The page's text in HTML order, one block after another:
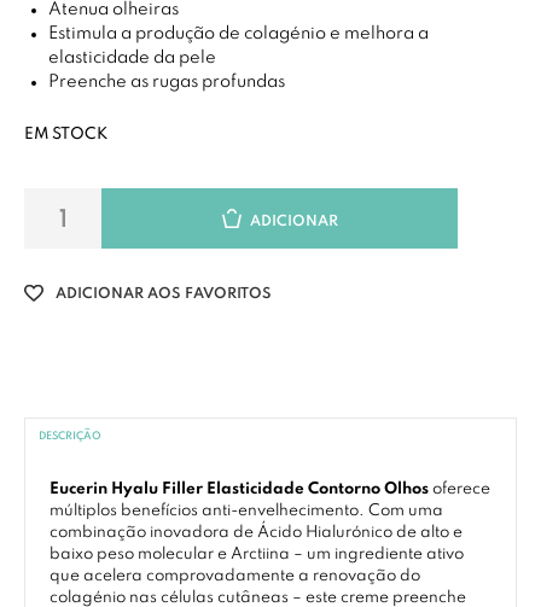
Atenua olheiras
Estimula a produção de colagénio e melhora a
elasticidade da pele
Preenche as rugas profundas
EM STOCK
ADICIONAR
ADICIONAR AOS FAVORITOS
DESCRIÇÃO
Eucerin Hyalu Filler Elasticidade Contorno Olhos oferece
múltiplos benefícios anti-envelhecimento. Com uma
combinação inovadora de Ácido Hialurónico de alto e
baixo peso molecular e Arctiina – um ingrediente ativo
que acelera comprovadamente a renovação do
colagénio nas células cutâneas – este creme preenche